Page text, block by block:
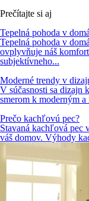
Prečítajte si aj
Tepelná pohoda v
Tepelná pohoda v
ovplyvňuje náš
subjektívneho...
Moderné trendy v
V súčasnosti sa dizajn
smerom k moderným
Prečo kachľovú pec?
Stavaná kachľová pec
váš domov. Výhody